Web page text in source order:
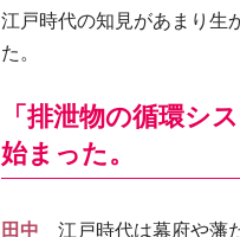
江戸時代の知見があまり生
た。
「排泄物の循環シ
始まった。
田中 江戸時代は幕府や藩